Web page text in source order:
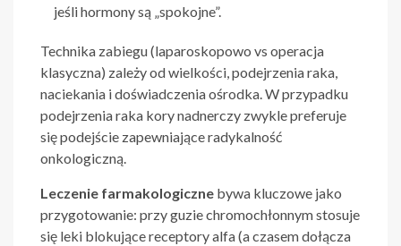
jeśli hormony są „spokojne”.
Technika zabiegu (laparoskopowo vs operacja
klasyczna) zależy od wielkości, podejrzenia raka,
naciekania i doświadczenia ośrodka. W przypadku
podejrzenia raka kory nadnerczy zwykle preferuje
się podejście zapewniające radykalność
onkologiczną.
Leczenie farmakologiczne bywa kluczowe jako
przygotowanie: przy guzie chromochłonnym stosuje
się leki blokujące receptory alfa (a czasem dołącza